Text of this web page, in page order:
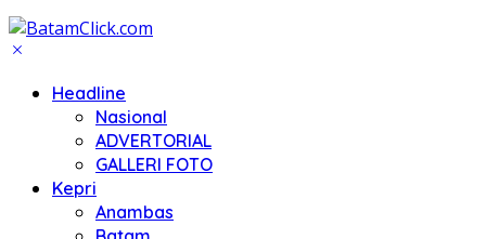
Headline
Nasional
ADVERTORIAL
GALLERI FOTO
Kepri
Anambas